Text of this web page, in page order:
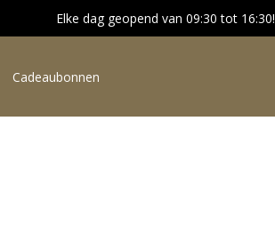
Elke dag geopend van 09:30 tot 16:30!
Cadeaubonnen